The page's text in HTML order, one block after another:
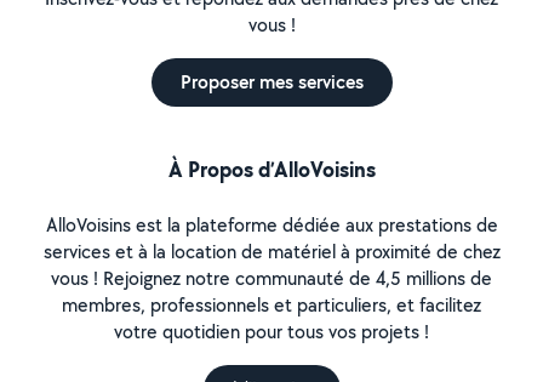
vous !
Proposer mes services
À Propos d’AlloVoisins
AlloVoisins est la plateforme dédiée aux prestations de
services et à la location de matériel à proximité de chez
vous ! Rejoignez notre communauté de 4,5 millions de
membres, professionnels et particuliers, et facilitez
votre quotidien pour tous vos projets !